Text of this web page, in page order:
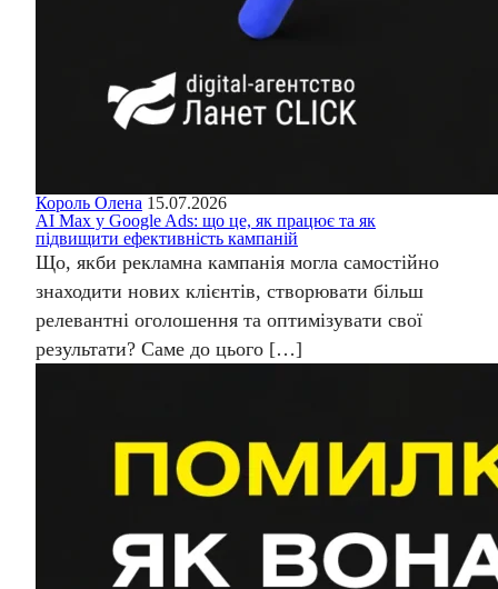
Король Олена 15.07.2026
AI Max у Google Ads: що це, як працює та як
підвищити ефективність кампаній
Що, якби рекламна кампанія могла самостійно
знаходити нових клієнтів, створювати більш
релевантні оголошення та оптимізувати свої
результати? Саме до цього […]